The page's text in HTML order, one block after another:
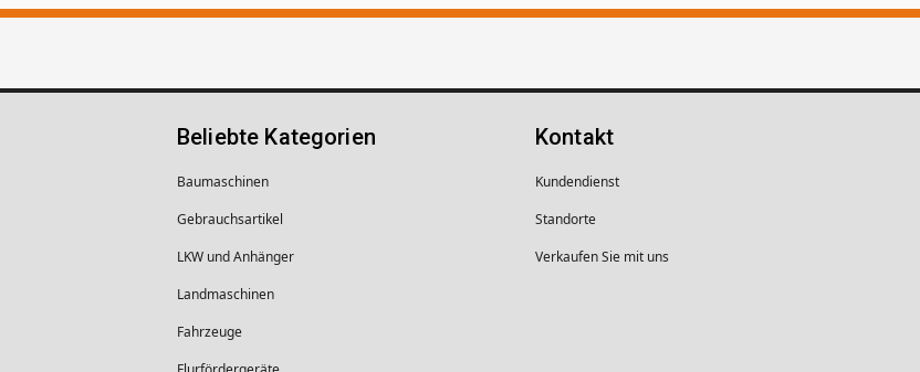
Beliebte Kategorien
Baumaschinen
Gebrauchsartikel
LKW und Anhänger
Landmaschinen
Fahrzeuge
Kontakt
Kundendienst
Standorte
Verkaufen Sie mit uns